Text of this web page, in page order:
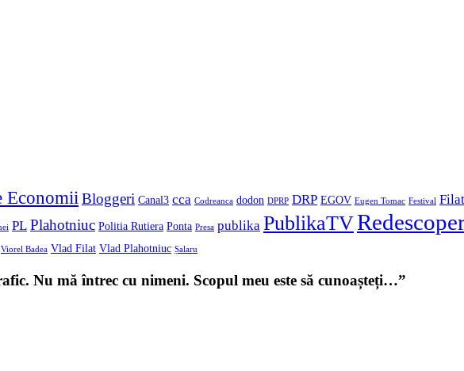
Economii Bloggeri Canal3 cca Codreanca dodon DPRP DRP EGOV Eugen Tomac Festival Filat
PL Plahotniuc Politia Rutiera Ponta Presa publika PublikaTV
Viorel Badea Vlad Filat Vlad Plahotniuc Șalaru
Nu mă întrec cu nimeni. Scopul meu este să cunoașteți…”